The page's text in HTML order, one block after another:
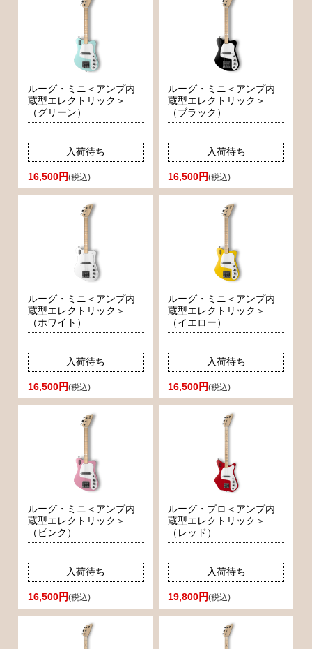
ルーグ・ミニ＜アンプ内
蔵型エレクトリック＞
（グリーン）
入荷待ち
16,500円(税込)
ルーグ・ミニ＜アンプ内
蔵型エレクトリック＞
（ブラック）
入荷待ち
16,500円(税込)
ルーグ・ミニ＜アンプ内
蔵型エレクトリック＞
（ホワイト）
入荷待ち
16,500円(税込)
ルーグ・ミニ＜アンプ内
蔵型エレクトリック＞
（イエロー）
入荷待ち
16,500円(税込)
ルーグ・ミニ＜アンプ内
蔵型エレクトリック＞
（ピンク）
入荷待ち
16,500円(税込)
ルーグ・プロ＜アンプ内
蔵型エレクトリック＞
（レッド）
入荷待ち
19,800円(税込)